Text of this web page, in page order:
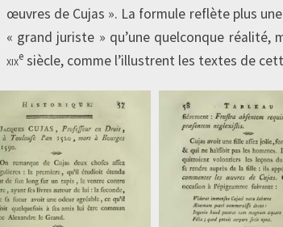
œuvres de Cujas ». La formule reflète plus
« grand juriste » qu’une quelconque réalité,
xixesiècle, comme l’illustrent les textes de